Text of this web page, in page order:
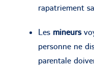
rapatriement
Les mineurs
personne ne
parentale